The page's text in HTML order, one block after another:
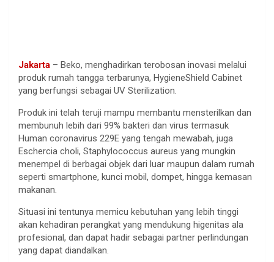
Jakarta – Beko, menghadirkan terobosan inovasi melalui
produk rumah tangga terbarunya, HygieneShield Cabinet
yang berfungsi sebagai UV Sterilization.
Produk ini telah teruji mampu membantu mensterilkan dan
membunuh lebih dari 99% bakteri dan virus termasuk
Human coronavirus 229E yang tengah mewabah, juga
Eschercia choli, Staphylococcus aureus yang mungkin
menempel di berbagai objek dari luar maupun dalam rumah
seperti smartphone, kunci mobil, dompet, hingga kemasan
makanan.
Situasi ini tentunya memicu kebutuhan yang lebih tinggi
akan kehadiran perangkat yang mendukung higenitas ala
profesional, dan dapat hadir sebagai partner perlindungan
yang dapat diandalkan.